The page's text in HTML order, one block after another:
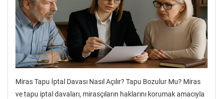
Miras Tapu İptal Davası Nasıl Açılır? Tapu Bozulur Mu? Miras
ve tapu iptal davaları, mirasçıların haklarını korumak amacıyla